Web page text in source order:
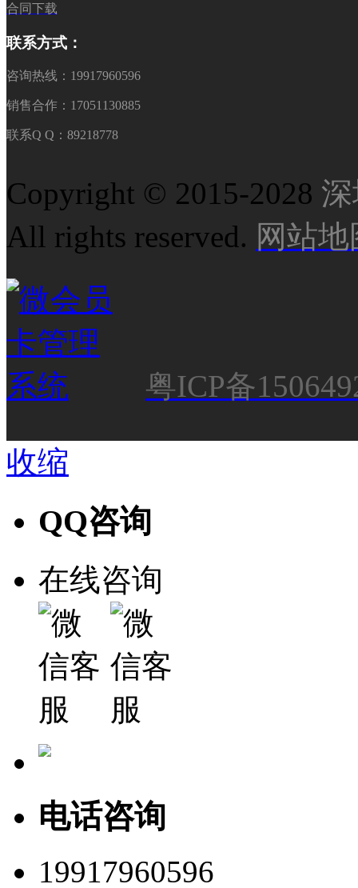
合同下载
联系方式：
咨询热线：19917960596
销售合作：17051130885
联系Q Q：89218778
Copyright © 2015-2028
All rights reserved. 网站地
粤ICP备
收缩
QQ咨询
在线咨询
电话咨询
19917960596